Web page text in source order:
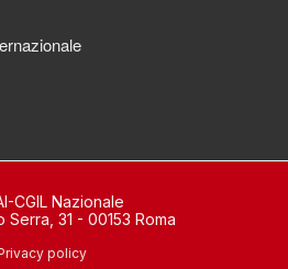
CGIL Nazionale
31 - 00153 Roma
policy